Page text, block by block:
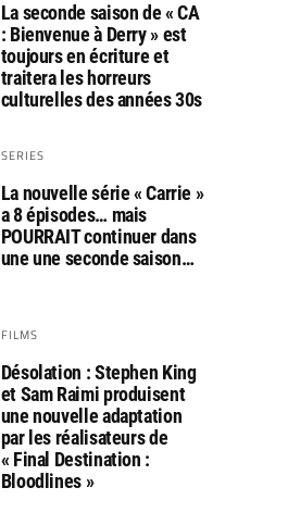
La seconde saison de « CA
: Bienvenue à Derry » est
toujours en écriture et
traitera les horreurs
culturelles des années 30s
SERIES
La nouvelle série « Carrie »
a 8 épisodes… mais
POURRAIT continuer dans
une une seconde saison…
FILMS
Désolation : Stephen King
et Sam Raimi produisent
une nouvelle adaptation
par les réalisateurs de
« Final Destination :
Bloodlines »